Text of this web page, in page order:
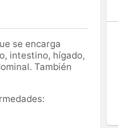
se encarga
intestino, hígado,
También